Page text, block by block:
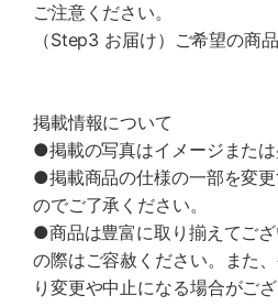
ご注意ください。
（Step3 お届け）ご希望の商
掲載情報について
●掲載の写真はイメージまたは
●掲載商品の仕様の一部を変
のでご了承ください。
●商品は豊富に取り揃えてご
の際はご容赦ください。また
り変更や中止になる場合がござ